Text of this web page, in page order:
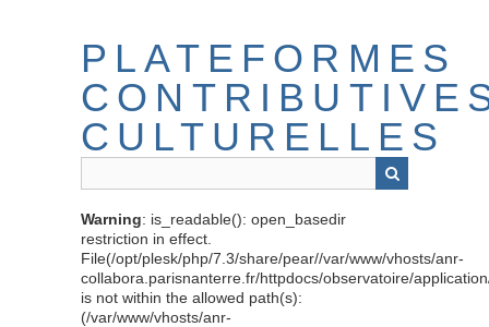
PLATEFORMES
CULTURELLES
Warning: is_readable(): open_basedir
restriction in effect.
File(/opt/plesk/php/7.3/share/pear//var/www/vhosts/anr-
collabora.parisnanterre.fr/httpdocs/observatoire/
is not within the allowed path(s):
(/var/www/vhosts/anr-